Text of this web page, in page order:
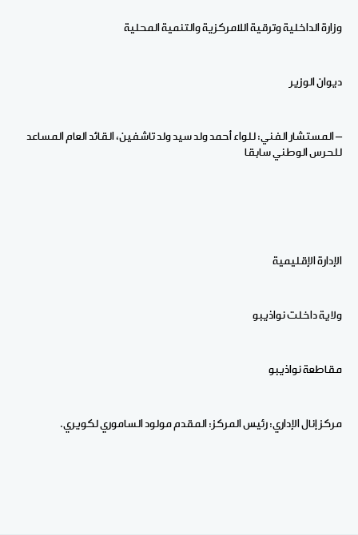
وزارة الداخلية وترقية اللامركزية والتنمية المحلية
ديوان الوزير
– المستشار الفني: للواء أحمد ولد سيد ولد تاشفين، القائد العام المساعد
للحرس الوطني سابقا
الإدارة الإقليمية
ولاية داخلت نواذيبو
مقاطعة نواذيبو
مركز إنال الإداري: رئيس المركز: المقدم مولود الساموري لكويري.